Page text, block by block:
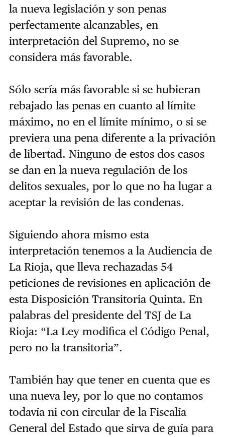
la nueva legislación y son penas
perfectamente alcanzables, en
interpretación del Supremo, no se
considera más favorable.
Sólo sería más favorable si se hubieran
rebajado las penas en cuanto al límite
máximo, no en el límite mínimo, o si se
previera una pena diferente a la privación
de libertad. Ninguno de estos dos casos
se dan en la nueva regulación de los
delitos sexuales, por lo que no ha lugar a
aceptar la revisión de las condenas.
Siguiendo ahora mismo esta
interpretación tenemos a la Audiencia de
La Rioja, que lleva rechazadas 54
peticiones de revisiones en aplicación de
esta Disposición Transitoria Quinta. En
palabras del presidente del TSJ de La
Rioja: “La Ley modifica el Código Penal,
pero no la transitoria”.
También hay que tener en cuenta que es
una nueva ley, por lo que no contamos
todavía ni con circular de la Fiscalía
General del Estado que sirva de guía para